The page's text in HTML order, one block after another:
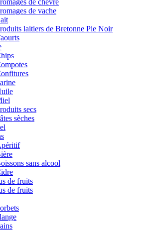
de chèvre
de vache
laitiers de Bretonne Pie Noir
secs
sèches
sans alcool
de fruits
de fruits